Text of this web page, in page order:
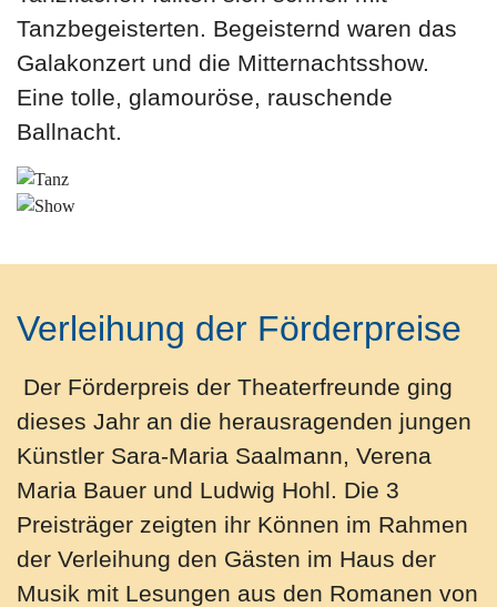
Tanzbegeisterten. Begeisternd waren das
Galakonzert und die Mitternachtsshow.
Eine tolle, glamouröse, rauschende
Ballnacht.
Verleihung der Förderpreise
Der Förderpreis der Theaterfreunde ging
dieses Jahr an die herausragenden jungen
Künstler Sara-Maria Saalmann, Verena
Maria Bauer und Ludwig Hohl. Die 3
Preisträger zeigten ihr Können im Rahmen
der Verleihung den Gästen im Haus der
Musik mit Lesungen aus den Romanen von